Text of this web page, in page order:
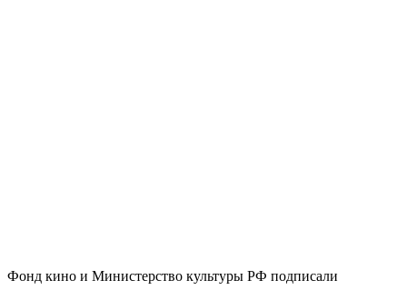
Фонд кино и Министерство культуры РФ подписали